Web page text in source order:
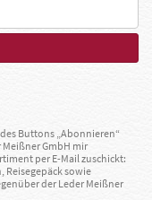
Buttons „Abonnieren“
GmbH mir
per E-Mail zuschickt:
Reisegepäck sowie
der Leder Meißner